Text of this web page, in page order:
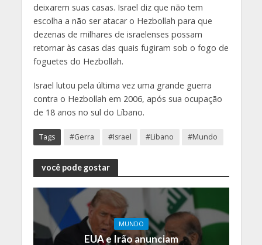
deixarem suas casas. Israel diz que não tem
escolha a não ser atacar o Hezbollah para que
dezenas de milhares de israelenses possam
retornar às casas das quais fugiram sob o fogo de
foguetes do Hezbollah.
Israel lutou pela última vez uma grande guerra
contra o Hezbollah em 2006, após sua ocupação
de 18 anos no sul do Líbano.
Tags #Gerra #Israel #Libano #Mundo
você pode gostar
MUNDO
EUA e Irão anunciam